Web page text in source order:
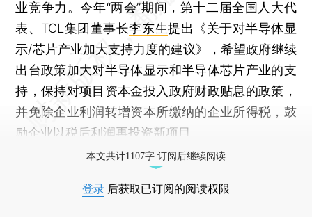
业竞争力。今年“两会”期间，第十二届全国人大代
表、TCL集团董事长李东生提出《关于对半导体显
示/芯片产业加大支持力度的建议》，希望政府继续
出台政策加大对半导体显示和半导体芯片产业的支
持，保持对项目资本金投入政府财政贴息的政策，
并免除企业利润转增资本所缴纳的企业所得税，鼓
励企业以税后利润再投资新项目。
本文共计1107字 订阅后继续阅读
登录 后获取已订阅的阅读权限